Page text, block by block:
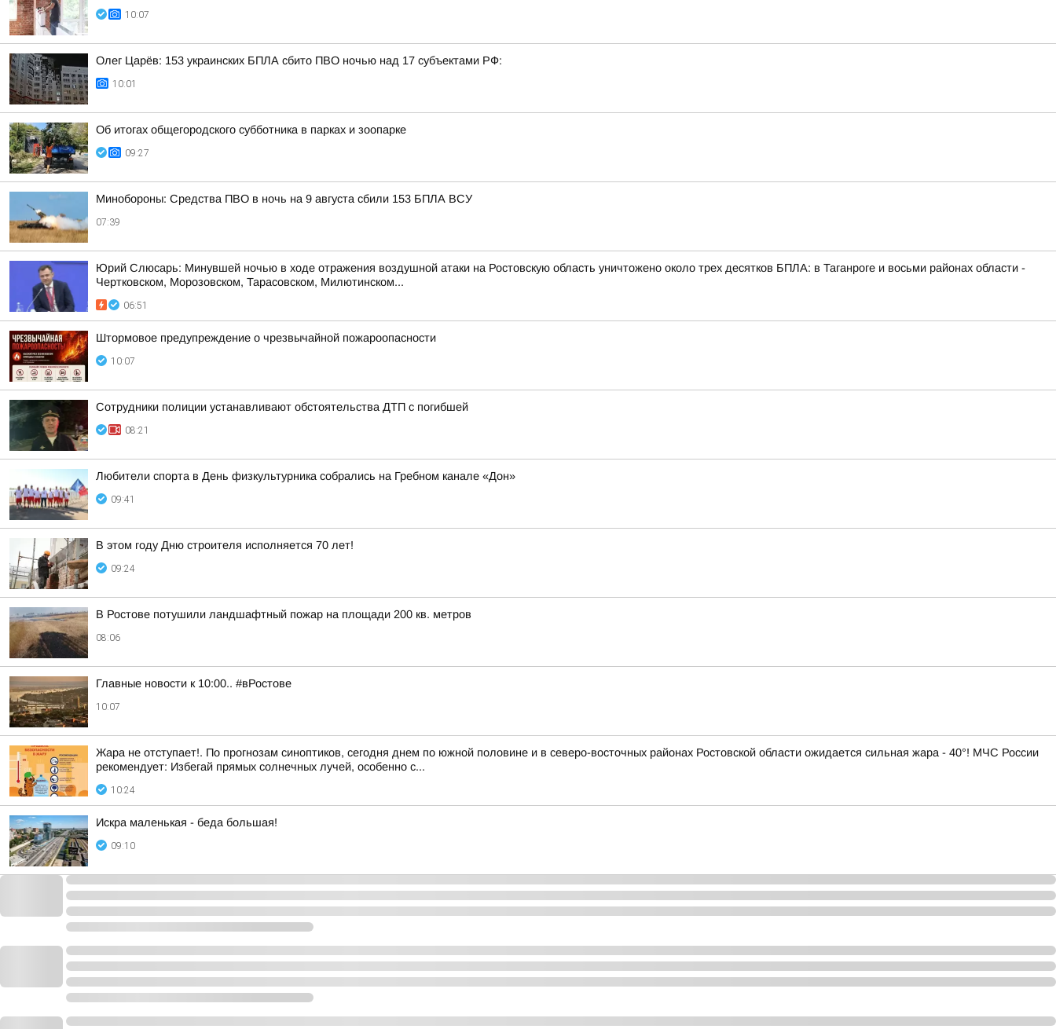
10:07
Олег Царёв: 153 украинских БПЛА сбито ПВО ночью над 17 субъектами РФ:
10:01
Об итогах общегородского субботника в парках и зоопарке
09:27
Минобороны: Средства ПВО в ночь на 9 августа сбили 153 БПЛА ВСУ
07:39
Юрий Слюсарь: Минувшей ночью в ходе отражения воздушной атаки на Ростовскую область уничтожено около трех десятков БПЛА: в Таганроге и восьми районах области -
Чертковском, Морозовском, Тарасовском, Милютинском...
06:51
Штормовое предупреждение о чрезвычайной пожароопасности
10:07
Сотрудники полиции устанавливают обстоятельства ДТП с погибшей
08:21
Любители спорта в День физкультурника собрались на Гребном канале «Дон»
09:41
В этом году Дню строителя исполняется 70 лет!
09:24
В Ростове потушили ландшафтный пожар на площади 200 кв. метров
08:06
Главные новости к 10:00.. #вРостове
10:07
Жара не отступает!. По прогнозам синоптиков, сегодня днем по южной половине и в северо-восточных районах Ростовской области ожидается сильная жара - 40°! МЧС России
рекомендует: Избегай прямых солнечных лучей, особенно с...
10:24
Искра маленькая - беда большая!
09:10